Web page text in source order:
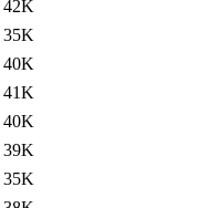
42K
35K
40K
41K
40K
39K
35K